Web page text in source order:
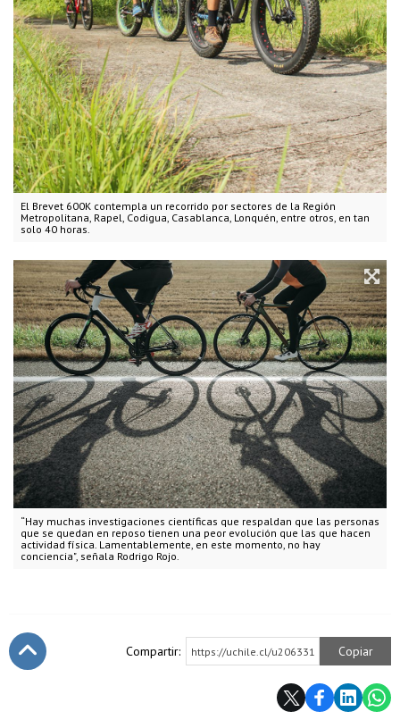
El Brevet 600K contempla un recorrido por sectores de la Región
Metropolitana, Rapel, Codigua, Casablanca, Lonquén, entre otros, en tan
solo 40 horas.
“Hay muchas investigaciones científicas que respaldan que las personas
que se quedan en reposo tienen una peor evolución que las que hacen
actividad física. Lamentablemente, en este momento, no hay
conciencia", señala Rodrigo Rojo.
Compartir: https://uchile.cl/u206331 Copiar